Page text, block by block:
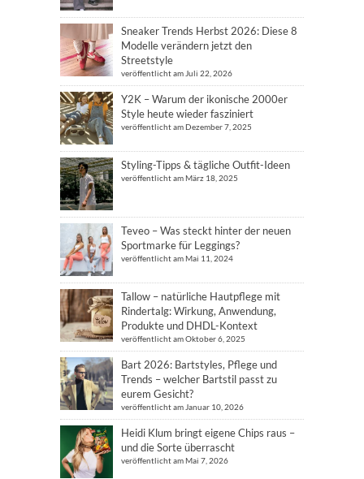
Sneaker Trends Herbst 2026: Diese 8
Modelle verändern jetzt den
Streetstyle
veröffentlicht am Juli 22, 2026
Y2K – Warum der ikonische 2000er
Style heute wieder fasziniert
veröffentlicht am Dezember 7, 2025
Styling-Tipps & tägliche Outfit-Ideen
veröffentlicht am März 18, 2025
Teveo – Was steckt hinter der neuen
Sportmarke für Leggings?
veröffentlicht am Mai 11, 2024
Tallow – natürliche Hautpflege mit
Rindertalg: Wirkung, Anwendung,
Produkte und DHDL-Kontext
veröffentlicht am Oktober 6, 2025
Bart 2026: Bartstyles, Pflege und
Trends – welcher Bartstil passt zu
eurem Gesicht?
veröffentlicht am Januar 10, 2026
Heidi Klum bringt eigene Chips raus –
und die Sorte überrascht
veröffentlicht am Mai 7, 2026